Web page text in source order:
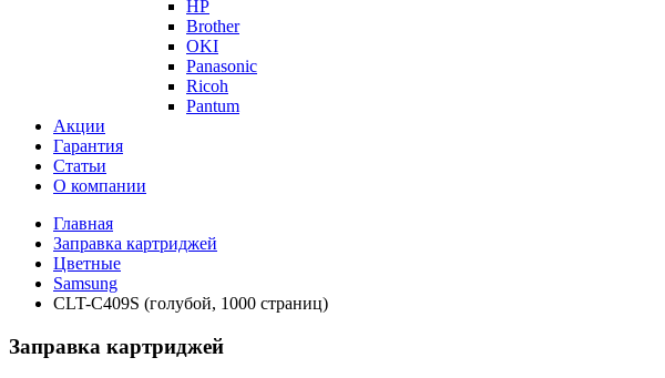
HP
Brother
OKI
Panasonic
Ricoh
Pantum
Акции
Гарантия
Статьи
О компании
Главная
Заправка картриджей
Цветные
Samsung
CLT-C409S (голубой, 1000 страниц)
Заправка картриджей